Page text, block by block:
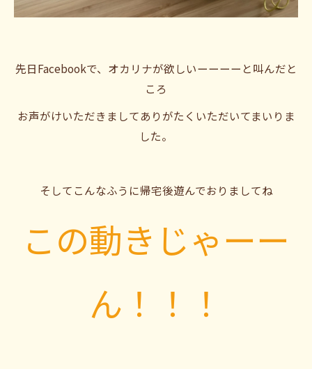
先日Facebookで、オカリナが欲しいーーーーと叫んだと
ころ
お声がけいただきましてありがたくいただいてまいりま
した。
そしてこんなふうに帰宅後遊んでおりましてね
この動きじゃーー
ん！！！